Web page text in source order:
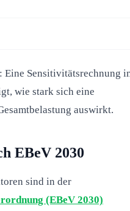
Eine Sensitivitätsrechnung
wie stark sich eine
auswirkt.
EBeV 2030
sind in der
(EBeV 2030)